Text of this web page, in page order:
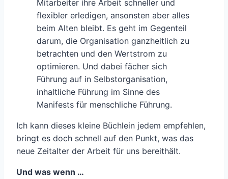
Mitarbeiter ihre Arbeit schneller und
flexibler erledigen, ansonsten aber alles
beim Alten bleibt. Es geht im Gegenteil
darum, die Organisation ganzheitlich zu
betrachten und den Wertstrom zu
optimieren. Und dabei fächer sich
Führung auf in Selbstorganisation,
inhaltliche Führung im Sinne des
Manifests für menschliche Führung.
Ich kann dieses kleine Büchlein jedem empfehlen,
bringt es doch schnell auf den Punkt, was das
neue Zeitalter der Arbeit für uns bereithält.
Und was wenn …